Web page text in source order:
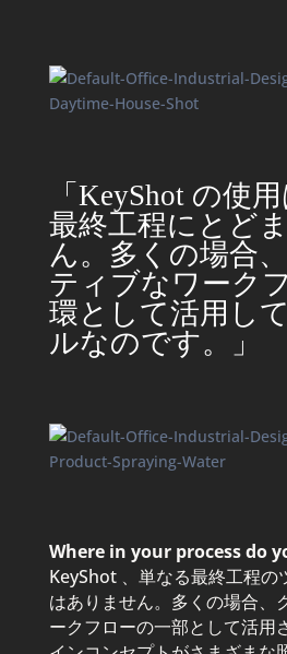
「KeyShot の使
最終工程にとど
ん。多くの場合
ティブなワーク
環として活用し
ルなのです。」
Where in your process do
KeyShot 、単なる最終工程の
はありません。多くの場合、
ークフローの一部として活用